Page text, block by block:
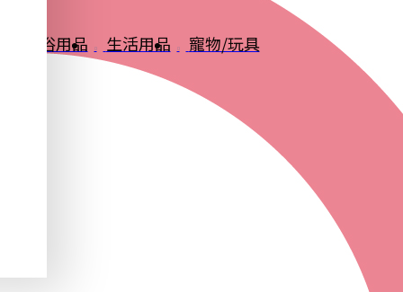
衛浴用品 生活用品 寵物/玩具